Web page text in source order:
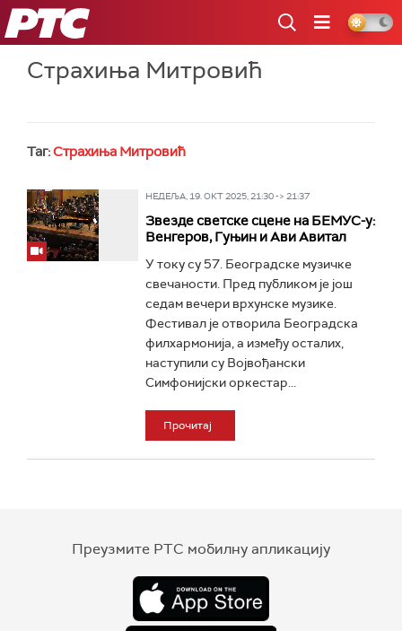
РТС
Страхиња Митровић
Таг:Страхиња Митровић
НЕДЕЉА, 19. ОКТ 2025, 21:30 -> 21:37
Звезде светске сцене на БЕМУС-у:
Венгеров, Гуњин и Ави Авитал
У току су 57. Београдске музичке
свечаности. Пред публиком је још
седам вечери врхунске музике.
Фестивал је отворила Београдска
филхармонија, а између осталих,
наступили су Војвођански
Симфонијски оркестар...
Прочитај
Преузмите РТС мобилну апликацију